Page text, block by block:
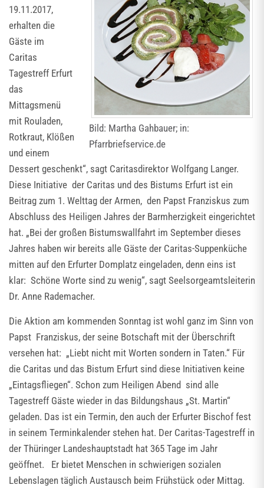
Bild: Martha Gahbauer; in:
Pfarrbriefservice.de
19.11.2017,
erhalten die
Gäste im
Caritas
Tagestreff Erfurt
das
Mittagsmenü
mit Rouladen,
Rotkraut, Klößen
und einem
Dessert geschenkt“, sagt Caritasdirektor Wolfgang Langer.
Diese Initiative der Caritas und des Bistums Erfurt ist ein
Beitrag zum 1. Welttag der Armen, den Papst Franziskus zum
Abschluss des Heiligen Jahres der Barmherzigkeit eingerichtet
hat. „Bei der großen Bistumswallfahrt im September dieses
Jahres haben wir bereits alle Gäste der Caritas-Suppenküche
mitten auf den Erfurter Domplatz eingeladen, denn eins ist
klar: Schöne Worte sind zu wenig“, sagt Seelsorgeamtsleiterin
Dr. Anne Rademacher.
Die Aktion am kommenden Sonntag ist wohl ganz im Sinn von
Papst Franziskus, der seine Botschaft mit der Überschrift
versehen hat: „Liebt nicht mit Worten sondern in Taten.“ Für
die Caritas und das Bistum Erfurt sind diese Initiativen keine
„Eintagsfliegen“. Schon zum Heiligen Abend sind alle
Tagestreff Gäste wieder in das Bildungshaus „St. Martin“
geladen. Das ist ein Termin, den auch der Erfurter Bischof fest
in seinem Terminkalender stehen hat. Der Caritas-Tagestreff in
der Thüringer Landeshauptstadt hat 365 Tage im Jahr
geöffnet. Er bietet Menschen in schwierigen sozialen
Lebenslagen täglich Austausch beim Frühstück oder Mittag.